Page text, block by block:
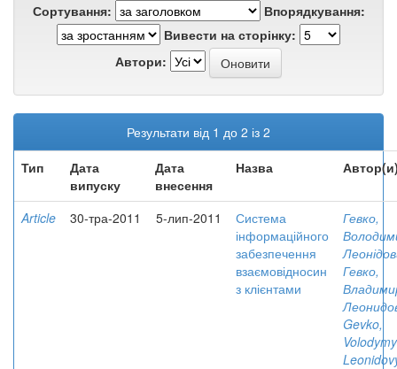
Сортування:
Впорядкування:
Вивести на сторінку:
Автори:
Результати від 1 до 2 із 2
Тип
Дата
випуску
Дата
внесення
Назва
Article 30-тра-2011 5-лип-2011
Система
інформаційного
забезпечення
взаємовідносин
з клієнтами
Гевко,
Гевко,
Gevko,